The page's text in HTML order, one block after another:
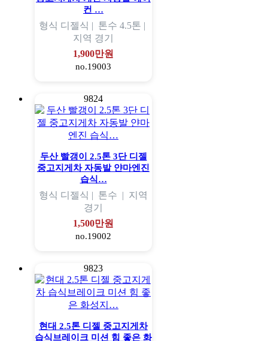
컨 …
형식 디젤식 | 톤수 4.5톤 |
지역 경기
1,900만원
no.19003
9824
두산 빨갱이 2.5톤 3단 디젤
중고지게차 자동발 얀마엔진
습식…
형식 디젤식 | 톤수 | 지역
경기
1,500만원
no.19002
9823
현대 2.5톤 디젤 중고지게차
습식브레이크 미션 힘 좋은 화